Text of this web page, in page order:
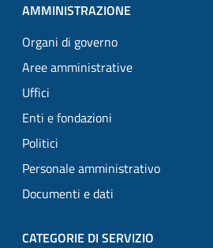
AMMINISTRAZIONE
Organi di governo
Aree amministrative
Uffici
Enti e fondazioni
Politici
Personale amministrativo
Documenti e dati
CATEGORIE DI SERVIZIO